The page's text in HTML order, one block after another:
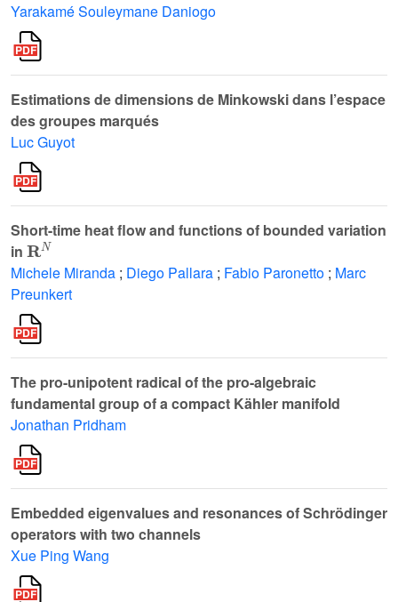
Yarakamé Souleymane Daniogo
Estimations de dimensions de Minkowski dans l’espace
des groupes marqués
Luc Guyot
Short-time heat flow and functions of bounded variation
in
RN
Michele Miranda ; Diego Pallara ; Fabio Paronetto ; Marc
Preunkert
The pro-unipotent radical of the pro-algebraic
fundamental group of a compact Kähler manifold
Jonathan Pridham
Embedded eigenvalues and resonances of Schrödinger
operators with two channels
Xue Ping Wang